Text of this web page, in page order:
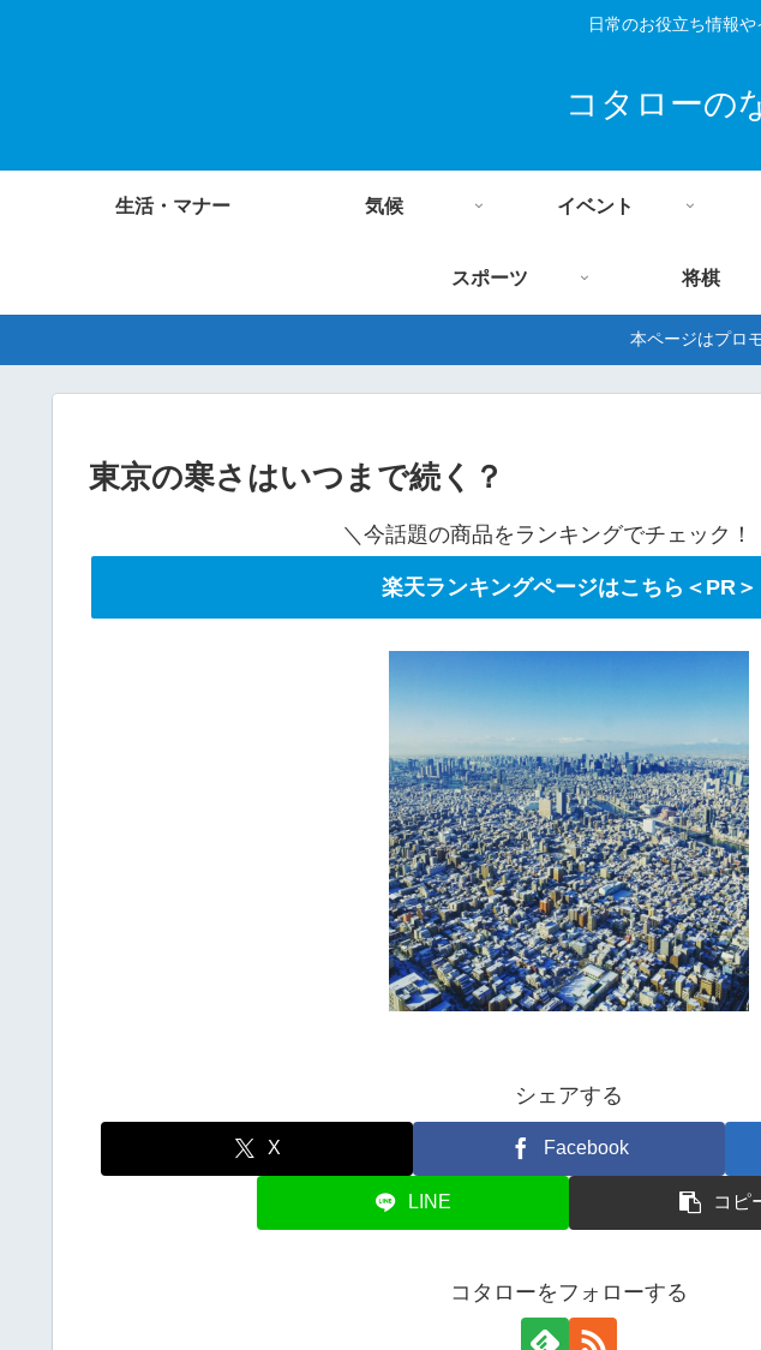
日常のお役立ち情報
コタローの
生活・マナー 気候 イベント
スポーツ 将棋
本ページはプロ
東京の寒さはいつまで続く？
＼今話題の商品をランキングでチェック！
楽天ランキングページはこちら＜PR＞
シェアする
X Facebook
LINE コピ
コタローをフォローする